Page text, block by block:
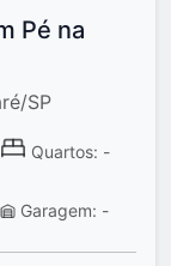
Pé na
SP
Quartos: -
Garagem: -